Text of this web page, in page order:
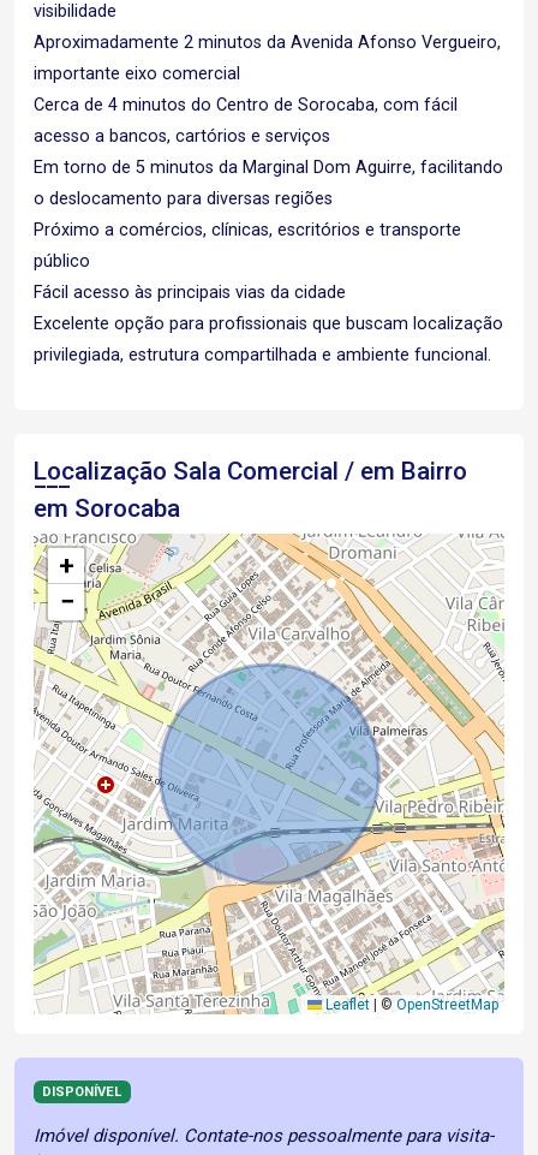
visibilidade
Aproximadamente 2 minutos da Avenida Afonso Vergueiro,
importante eixo comercial
Cerca de 4 minutos do Centro de Sorocaba, com fácil
acesso a bancos, cartórios e serviços
Em torno de 5 minutos da Marginal Dom Aguirre, facilitando
o deslocamento para diversas regiões
Próximo a comércios, clínicas, escritórios e transporte
público
Fácil acesso às principais vias da cidade
Excelente opção para profissionais que buscam localização
privilegiada, estrutura compartilhada e ambiente funcional.
Localização Sala Comercial / em Bairro
em Sorocaba
+
−
Leaflet © OpenStreetMap
DISPONÍVEL
Imóvel disponível. Contate-nos pessoalmente para visita-